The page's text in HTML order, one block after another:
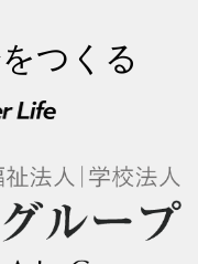
つくる